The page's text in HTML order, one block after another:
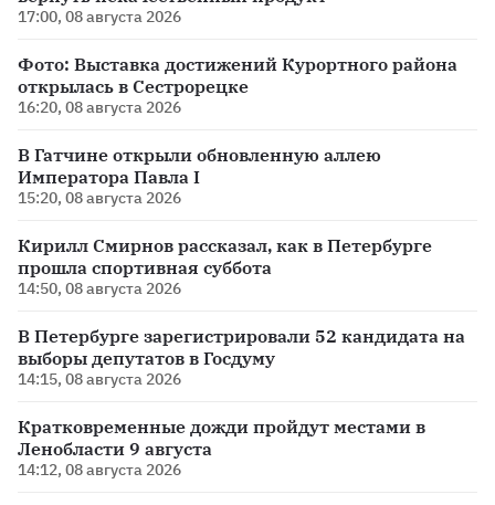
17:00, 08 августа 2026
Фото: Выставка достижений Курортного района
открылась в Сестрорецке
16:20, 08 августа 2026
В Гатчине открыли обновленную аллею
Императора Павла I
15:20, 08 августа 2026
Кирилл Смирнов рассказал, как в Петербурге
прошла спортивная суббота
14:50, 08 августа 2026
В Петербурге зарегистрировали 52 кандидата на
выборы депутатов в Госдуму
14:15, 08 августа 2026
Кратковременные дожди пройдут местами в
Ленобласти 9 августа
14:12, 08 августа 2026